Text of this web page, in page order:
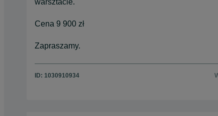
Cena 9 900 zł
Zapraszamy.
ID: 1030910934